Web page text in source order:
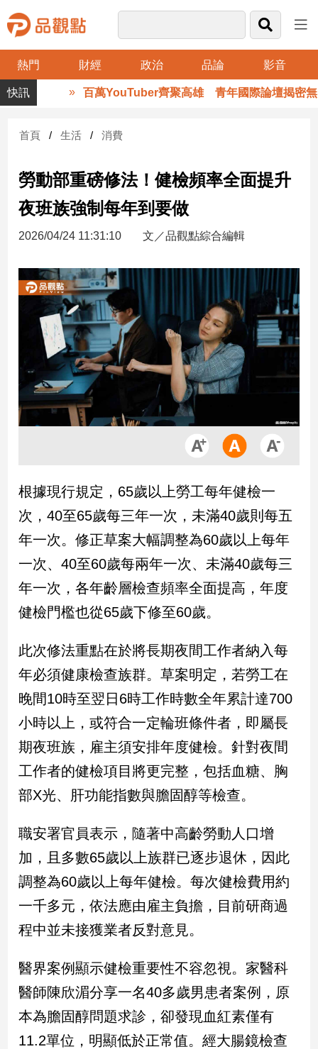
熱門 財經 政治 品論 影音
品
觀
財
台
灣
財
新
產
經/
地
產
品
政
治
政
治
焦
品
觀
民
調
國
會
點
觀
點
兩
岸/
國
際
會/
地
方
新
冠
病
專
區
百萬YouTuber齊聚高雄 青年國際論壇揭密無國
首頁 生活 消費
勞動部重磅修法！健檢頻率全面提升
夜班族強制每年到要做
2026/04/24 11:31:10 文／品觀點綜合編輯
根據現行規定，65歲以上勞工每年健檢一
次，40至65歲每三年一次，未滿40歲則每五
年一次。修正草案大幅調整為60歲以上每年
一次、40至60歲每兩年一次、未滿40歲每三
年一次，各年齡層檢查頻率全面提高，年度
健檢門檻也從65歲下修至60歲。
此次修法重點在於將長期夜間工作者納入每
年必須健康檢查族群。草案明定，若勞工在
晚間10時至翌日6時工作時數全年累計達700
小時以上，或符合一定輪班條件者，即屬長
期夜班族，雇主須安排年度健檢。針對夜間
工作者的健檢項目將更完整，包括血糖、胸
部X光、肝功能指數與膽固醇等檢查。
職安署官員表示，隨著中高齡勞動人口增
加，且多數65歲以上族群已逐步退休，因此
調整為60歲以上每年健檢。每次健檢費用約
一千多元，依法應由雇主負擔，目前研商過
程中並未接獲業者反對意見。
醫界案例顯示健檢重要性不容忽視。家醫科
醫師陳欣湄分享一名40多歲男患者案例，原
本為膽固醇問題求診，卻發現血紅素僅有
11.2單位，明顯低於正常值。經大腸鏡檢查